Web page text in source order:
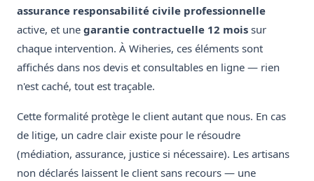
assurance responsabilité civile professionnelle
active, et une garantie contractuelle 12 mois sur
chaque intervention. À Wiheries, ces éléments sont
affichés dans nos devis et consultables en ligne — rien
n'est caché, tout est traçable.
Cette formalité protège le client autant que nous. En cas
de litige, un cadre clair existe pour le résoudre
(médiation, assurance, justice si nécessaire). Les artisans
non déclarés laissent le client sans recours — une